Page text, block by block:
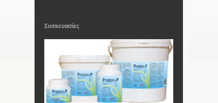
Συσκευασίες